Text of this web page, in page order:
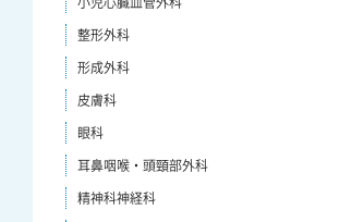
整形外科
形成外科
皮膚科
眼科
耳鼻咽喉・頭頸部外科
精神科神経科